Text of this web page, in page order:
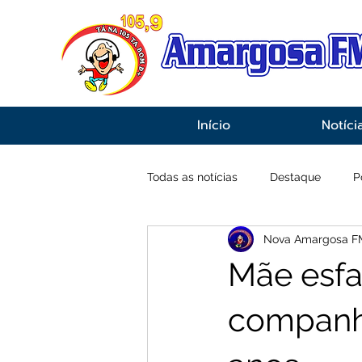
Início
Todas as notícias Destaque
Economia Esportes
Mãe
Nova Amargosa